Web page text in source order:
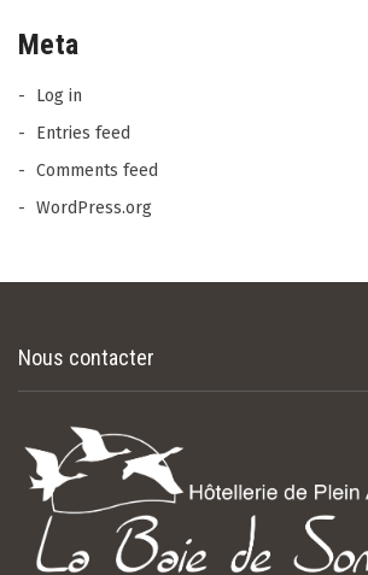
Meta
Log in
Entries feed
Comments feed
WordPress.org
Nous contacter